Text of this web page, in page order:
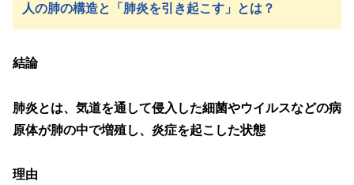
人の肺の構造と「肺炎を引き起こす」とは？
結論
肺炎とは、気道を通して侵入した細菌やウイルスなどの病
原体が肺の中で増殖し、炎症を起こした状態
理由